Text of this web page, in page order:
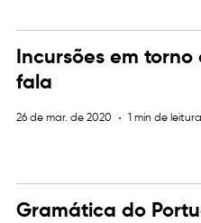
Incursões em
fala
26 de mar. de 2020 1 min de leitura
Gramática do